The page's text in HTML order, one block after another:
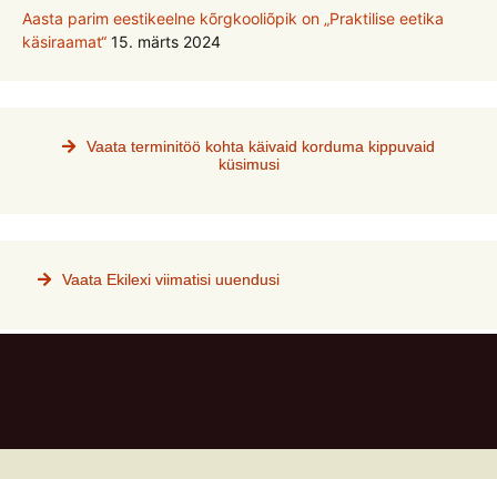
Aasta parim eestikeelne kõrgkooliõpik on „Praktilise eetika
käsiraamat“ 15. märts 2024
Vaata terminitöö kohta käivaid korduma kippuvaid
küsimusi
Vaata Ekilexi viimatisi uuendusi